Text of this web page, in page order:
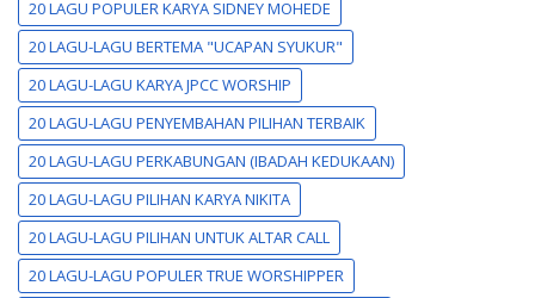
20 LAGU POPULER KARYA SIDNEY MOHEDE
20 LAGU-LAGU BERTEMA "UCAPAN SYUKUR"
20 LAGU-LAGU KARYA JPCC WORSHIP
20 LAGU-LAGU PENYEMBAHAN PILIHAN TERBAIK
20 LAGU-LAGU PERKABUNGAN (IBADAH KEDUKAAN)
20 LAGU-LAGU PILIHAN KARYA NIKITA
20 LAGU-LAGU PILIHAN UNTUK ALTAR CALL
20 LAGU-LAGU POPULER TRUE WORSHIPPER